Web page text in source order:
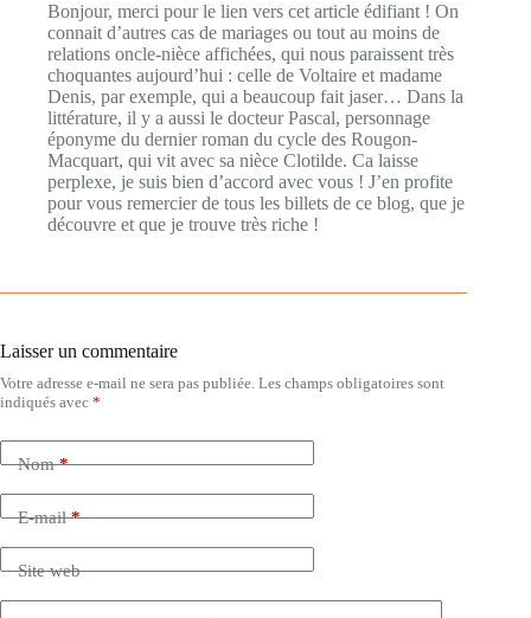
Bonjour, merci pour le lien vers cet article édifiant ! On
connait d’autres cas de mariages ou tout au moins de
relations oncle-nièce affichées, qui nous paraissent très
choquantes aujourd’hui : celle de Voltaire et madame
Denis, par exemple, qui a beaucoup fait jaser… Dans la
littérature, il y a aussi le docteur Pascal, personnage
éponyme du dernier roman du cycle des Rougon-
Macquart, qui vit avec sa nièce Clotilde. Ca laisse
perplexe, je suis bien d’accord avec vous ! J’en profite
pour vous remercier de tous les billets de ce blog, que je
découvre et que je trouve très riche !
Laisser un commentaire
Votre adresse e-mail ne sera pas publiée. Les champs obligatoires sont
indiqués avec *
Nom*
E-mail*
Site web